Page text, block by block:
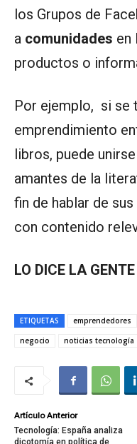
los Grupos de
a comunidades en
productos o
Por ejemplo, si se
emprendimiento
libros, puede
amantes de la
fin de hablar de
con contenido
LO DICE LA GENTE
ETIQUETAS emprendedores
negocio
noticias tecnología
Artículo Anterior
Tecnología: España analiza